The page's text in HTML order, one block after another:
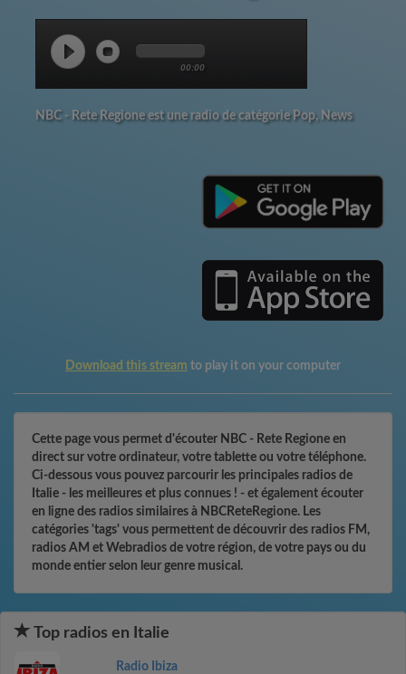
00:00
NBC - Rete Regione est une radio de catégorie Pop, News
Download this stream to play it on your computer
Cette page vous permet d'écouter NBC - Rete Regione en
direct sur votre ordinateur, votre tablette ou votre téléphone.
Ci-dessous vous pouvez parcourir les principales radios de
Italie - les meilleures et plus connues ! - et également écouter
en ligne des radios similaires à NBCReteRegione. Les
catégories 'tags' vous permettent de découvrir des radios FM,
radios AM et Webradios de votre région, de votre pays ou du
monde entier selon leur genre musical.
Top radios en Italie
Radio Ibiza